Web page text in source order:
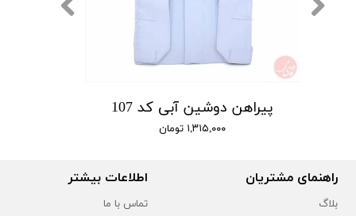
پیراهن دوشین آبی کد 107
۱,۳۱۵,۰۰۰ تومان
راهنمای مشتریان
بلاگ
اطلاعات بیشتر
تماس با ما